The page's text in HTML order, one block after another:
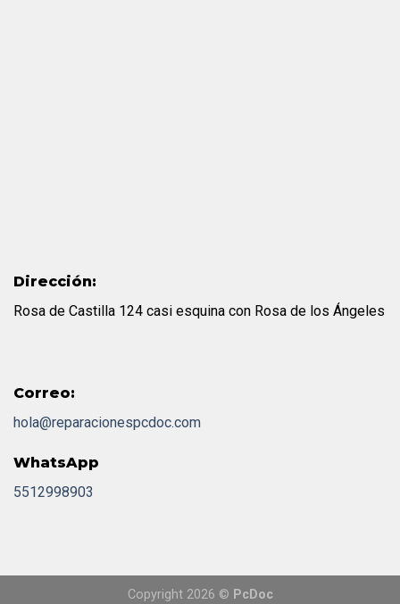
Dirección:
Rosa de Castilla 124 casi esquina con Rosa de los Ángeles
Correo:
hola@reparacionespcdoc.com
WhatsApp
5512998903
Copyright 2026 © PcDoc